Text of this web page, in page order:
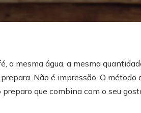
a mesma água, a mesma
Não é impressão. O
preparo que combina com o seu